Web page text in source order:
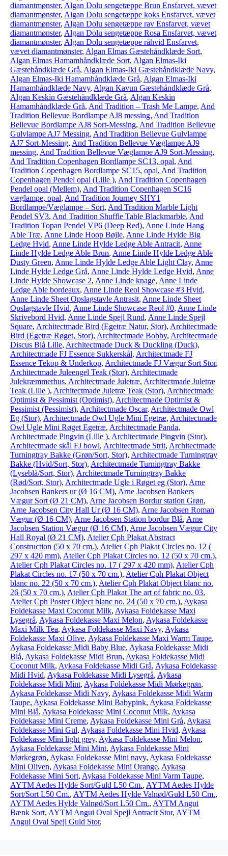
diamantmønster, Algan Dolu sengetæppe Brun Ensfarvet, vævet
diamantmønster, Algan Dolu sengetæppe koks Ensfarvet, vævet
diamantmønster, Algan Dolu sengetæppe rav Ensfarvet, vævet
diamantmønster, Algan Dolu sengetæppe Rosa Ensfarvet, vævet
diamantmønster, Algan Dolu sengetæppe råhvid Ensfarvet,
vævet diamantmønster, Algan Elmas Gæstehåndklæde Sort,
Algan Elmas Hamamhåndklæde Sort, Algan Elmas-Iki
Gæstehåndklæde Grå, Algan Elmas-Iki Gæstehåndklæde Navy,
Algan Elmas-Iki Hamamhåndklæde Grå, Algan Elmas-Iki
Hamamhåndklæde Navy, Algan Kavun Gæstehåndklæde Grå,
Algan Keskin Gæstehåndklæde Grå, Algan Keskin
Hamamhåndklæde Grå, And Tradition – Trash Me Lampe, And
Tradition Bellevue Bordlampe AJ8 messing, And Tradition
Bellevue Bordlampe AJ8 Sort-Messing, And Tradition Bellevue
Gulvlampe AJ7 Messing, And Tradition Bellevue Gulvlampe
AJ7 Sort-Messing, And Tradition Bellevue Væglampe AJ9
messing, And Tradition Bellevue Væglampe AJ9 Sort-Messing,
And Tradition Copenhagen Bordlampe SC13, opal, And
Tradition Copenhagen Bordlampe SC15, opal, And Tradition
Copenhagen Pendel opal (Lille ), And Tradition Copenhagen
Pendel opal (Mellem), And Tradition Copenhagen SC16
væglampe, opal, And Tradition Journey SHY1
Bordlampe/Væglampe – Sort, And Tradition Marble Light
Pendel SV3, And Tradition Shuffle Table Blackmarble, And
Tradition Topan Pendel VP6 (Deep Red), Anne Linde Hang
Able Træ, Anne Linde Hoop Bøjle, Anne Linde Hylde Big
Ledge Hvid, Anne Linde Hylde Ledge Able Antracit, Anne
Linde Hylde Ledge Able Brun, Anne Linde Hylde Ledge Able
Dusty Green, Anne Linde Hylde Ledge Able Light Clay, Anne
Linde Hylde Ledge Grå, Anne Linde Hylde Ledge Hvid, Anne
Linde Hylde Showcase 2, Anne Linde knage, Anne Linde
Ledge Able bordeaux, Anne Linde Reol Showcase #3 Hvid,
Anne Linde Sheet Opslagstavle Antrasit, Anne Linde Sheet
Opslagstavle Hvid, Anne Linde Showcase Reol #0, Anne Linde
Skrivebord Hvid, Anne Linde Spejl Rund, Anne Linde Spejl
Square, Architectmade Bird (Egetræ Natur, Stor), Architectmade
Bird (Egetræ Røget, Stor), Architectmade Bobby, Architectmade
Discus Blå Lille, Architectmade Duck & Duckling (Duck),
Architectmade FJ Essence Sukkerskål, Architectmade FJ
Essence Tekop & Underkop, Architectmade FJ Vægur Sort Stor,
Architectmade Juleengel Teak (Stor), Architectmade
Julekræmmerhus, Architectmade Juletræ, Architectmade Juletræ
Teak (Lille ), Architectmade Juletræ Teak (Stor), Architectmade
Optimist & Pessimist (Optimist), Architectmade Optimist &
Pessimist (Pessimist), Architectmade Oscar, Architectmade Owl
Eg (Stor), Architectmade Owl Ugle Mini Egetræ, Architectmade
Owl Ugle Mini Røget Egetræ, Architectmade Panda,
Architectmade Pingvin (Lille ), Architectmade Pingvin (Stor),
Architectmade skål FJ bowl, Architectmade Strit, Architectmade
Turningtray Bakke (Grøn/Sort, Stor), Architectmade Turningtray
Bakke (Hvid/Sort, Stor), Architectmade Turningtray Bakke
(Lyseblå/Sort, Stor), Architectmade Turningtray Bakke
(Rød/Sort, Stor), Architectmade Ugle i Røget eg (Stor), Arne
Jacobsen Bankers ur (Ø 16 CM), Arne Jacobsen Bankers
Vægur Sort (Ø 21 CM), Arne Jacobsen Bordur station Grøn,
Arne Jacobsen City Hall Ur (Ø 16 CM), Arne Jacobsen Roman
Vægur (Ø 16 CM), Arne Jacobsen Station bordur Blå, Arne
Jacobsen Station Vægur (Ø 16 CM), Arne Jacobsen Vægur City
Hall Royal (Ø 21 CM), Atelier Cph Plakat Abstract
Construction (50 x 70 cm.), Atelier Cph Plakat Circles no. 12 (
297 x 420 mm), Atelier Cph Plakat Circles no. 12 (50 x 70 cm.),
Atelier Cph Plakat Circles no. 17 ( 297 x 420 mm), Atelier Cph
Plakat Circles no. 17 (50 x 70 cm.), Atelier Cph Plakat Object
blanc no. 22 (50 x 70 cm.), Atelier Cph Plakat Object blanc no.
26 (50 x 70 cm.), Atelier Cph Plakat The art of fabric no. 03,
Atelier Cph Poster Object blanc no. 24 (50 x 70 cm.), Aykasa
Foldekasse Maxi Coconut Milk, Aykasa Foldekasse Maxi
Lysegrå, Aykasa Foldekasse Maxi Melon, Aykasa Foldekasse
Maxi Milk Tea, Aykasa Foldekasse Maxi Navy, Aykasa
Foldekasse Maxi Olive, Aykasa Foldekasse Maxi Warm Taupe,
Aykasa Foldekasse Midi Baby Blue, Aykasa Foldekasse Midi
Blå, Aykasa Foldekasse Midi Brun, Aykasa Foldekasse Midi
Coconut Milk, Aykasa Foldekasse Midi Grå, Aykasa Foldekasse
Midi Hvid, Aykasa Foldekasse Midi Lysegrå, Aykasa
Foldekasse Midi Mint, Aykasa Foldekasse Midi Mørkegrøn,
Aykasa Foldekasse Midi Navy, Aykasa Foldekasse Midi Warm
Taupe, Aykasa Foldekasse Mini Babypink, Aykasa Foldekasse
Mini Blå, Aykasa Foldekasse Mini Coconut Milk, Aykasa
Foldekasse Mini Creme, Aykasa Foldekasse Mini Grå, Aykasa
Foldekasse Mini Gul, Aykasa Foldekasse Mini Hvid, Aykasa
Foldekasse Mini light grey, Aykasa Foldekasse Mini Melon,
Aykasa Foldekasse Mini Mint, Aykasa Foldekasse Mini
Mørkegrøn, Aykasa Foldekasse Mini navy, Aykasa Foldekasse
Mini Oliven, Aykasa Foldekasse Mini Orange, Aykasa
Foldekasse Mini Sort, Aykasa Foldekasse Mini Varm Taupe,
AYTM Aedes Hylde Sort/Guld L50 Cm., AYTM Aedes Hylde
Sort/Sort L50 Cm., AYTM Aedes Hylde Valnød/Guld L50 Cm.,
AYTM Aedes Hylde Valnød/Sort L50 Cm., AYTM Angui
Bænk Sort, AYTM Angui Oval Spejl Antracit Stor, AYTM
Angui Oval Spejl Guld Stor,